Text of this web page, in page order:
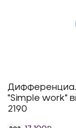
"Simple work"
2190